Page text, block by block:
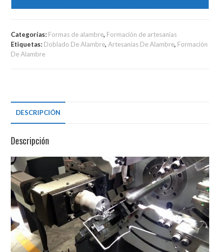
Categorías: Formas de alambre, Formación de artesanías
Etiquetas: Doblado De Alambre,Artesanías De Alambre, Formación
De Alambre
DESCRIPCIÓN
Descripción